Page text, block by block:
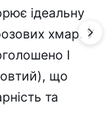
ідеальну
хмар. У
I
що
та